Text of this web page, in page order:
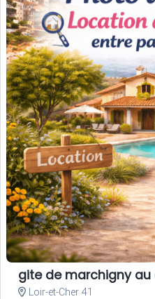
gite de marchigny au
Loir-et-Cher 41